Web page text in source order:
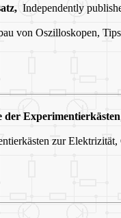
Independently
von Oszilloskopen,
der Experimentierkästen
zur